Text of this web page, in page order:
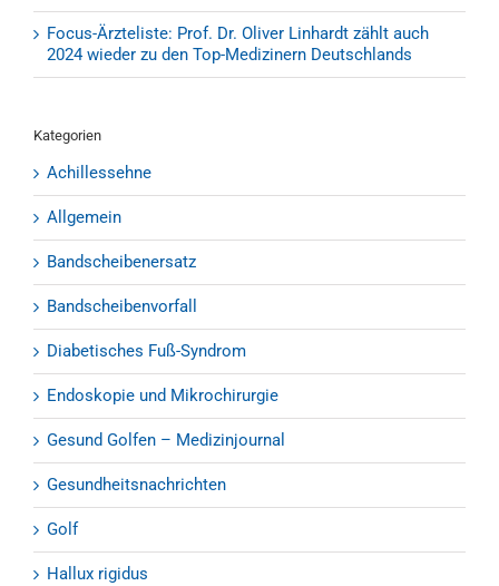
Focus-Ärzteliste: Prof. Dr. Oliver Linhardt zählt auch
2024 wieder zu den Top-Medizinern Deutschlands
Kategorien
Achillessehne
Allgemein
Bandscheibenersatz
Bandscheibenvorfall
Diabetisches Fuß-Syndrom
Endoskopie und Mikrochirurgie
Gesund Golfen – Medizinjournal
Gesundheitsnachrichten
Golf
Hallux rigidus